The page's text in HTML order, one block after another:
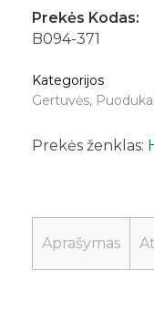
Prekės Kodas:
B094-371
Kategorijos
Gertuvės, Puodukai
Prekės ženklas:
Aprašymas